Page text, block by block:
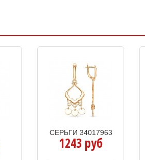
СЕРЬГИ 34017963
1243 руб